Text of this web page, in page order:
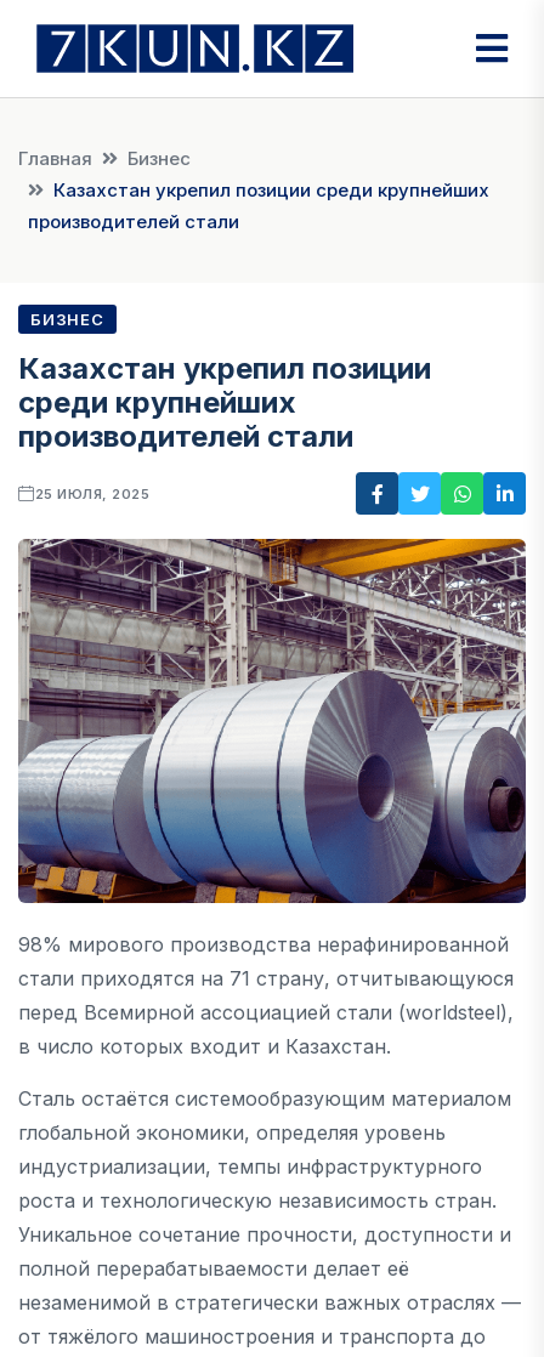
Главная
Бизнес
Казахстан укрепил позиции среди крупнейших
производителей стали
БИЗНЕС
Казахстан укрепил позиции
среди крупнейших
производителей стали
25 ИЮЛЯ, 2025
98% мирового производства нерафинированной
стали приходятся на 71 страну, отчитывающуюся
перед Всемирной ассоциацией стали (worldsteel),
в число которых входит и Казахстан.
Сталь остаётся системообразующим материалом
глобальной экономики, определяя уровень
индустриализации, темпы инфраструктурного
роста и технологическую независимость стран.
Уникальное сочетание прочности, доступности и
полной перерабатываемости делает её
незаменимой в стратегически важных отраслях —
от тяжёлого машиностроения и транспорта до